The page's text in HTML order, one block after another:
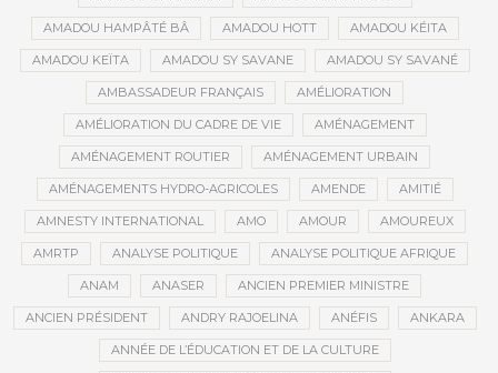
AMADOU HAMPÂTÉ BÂ AMADOU HOTT AMADOU KÉITA
AMADOU KEÏTA AMADOU SY SAVANE AMADOU SY SAVANÉ
AMBASSADEUR FRANÇAIS AMÉLIORATION
AMÉLIORATION DU CADRE DE VIE AMÉNAGEMENT
AMÉNAGEMENT ROUTIER AMÉNAGEMENT URBAIN
AMÉNAGEMENTS HYDRO-AGRICOLES AMENDE AMITIÉ
AMNESTY INTERNATIONAL AMO AMOUR AMOUREUX
AMRTP ANALYSE POLITIQUE ANALYSE POLITIQUE AFRIQUE
ANAM ANASER ANCIEN PREMIER MINISTRE
ANCIEN PRÉSIDENT ANDRY RAJOELINA ANÉFIS ANKARA
ANNÉE DE L’ÉDUCATION ET DE LA CULTURE